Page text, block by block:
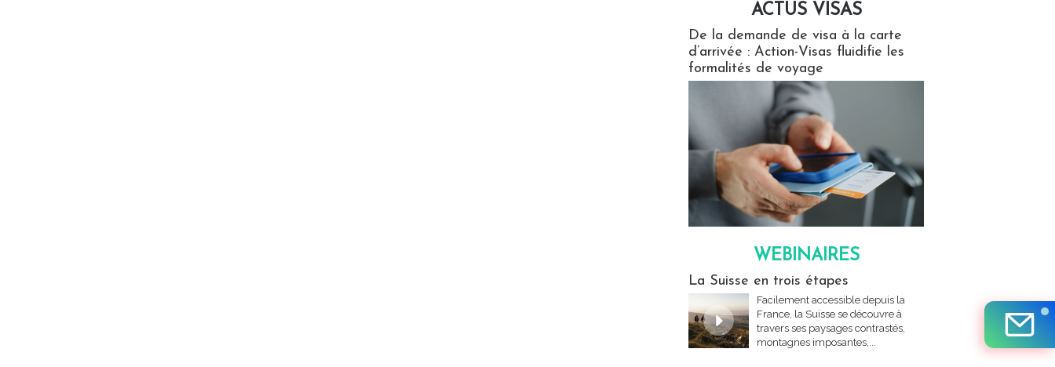
ACTUS VISAS
De la demande de visa à la carte
d’arrivée : Action-Visas fluidifie les
formalités de voyage
WEBINAIRES
La Suisse en trois étapes
Facilement accessible depuis la
France, la Suisse se découvre à
travers ses paysages contrastés,
montagnes imposantes,...